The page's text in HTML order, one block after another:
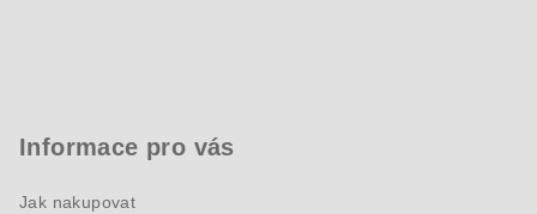
Informace pro vás
Jak nakupovat